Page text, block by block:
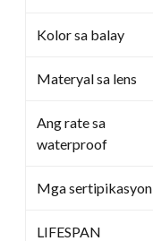
Kolor sa balay
Materyal sa lens
Ang rate sa
waterproof
Mga sertipikasyon
LIFESPAN